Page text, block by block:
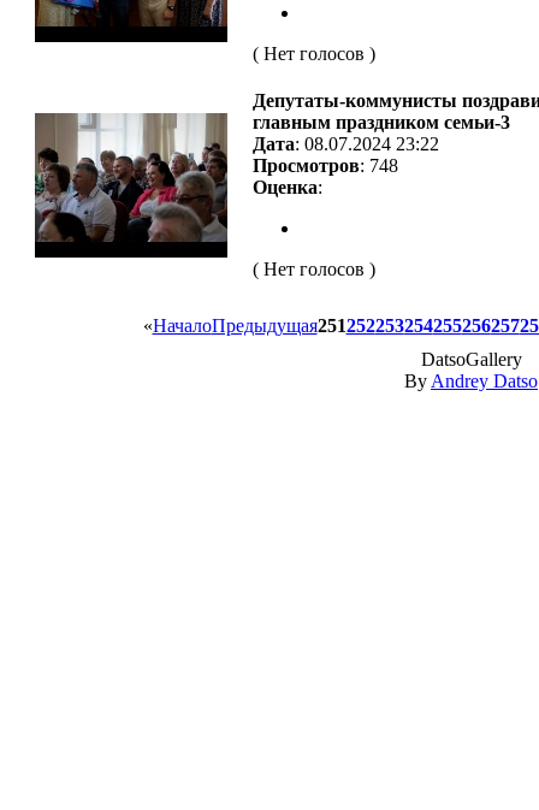
( Нет голосов )
Депутаты-коммунисты
главным праздником семьи-3
Дата: 08.07.2024 23:22
Просмотров: 748
Оценка:
( Нет голосов )
«НачалоПредыдущая251252253254255256257
DatsoGallery
By Andrey Datso